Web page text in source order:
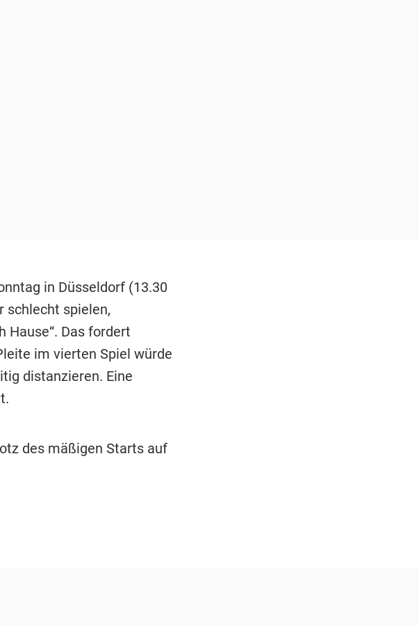
in Düsseldorf (13.30
schlecht spielen,
Hause“. Das fordert
im vierten Spiel würde
distanzieren. Eine
des mäßigen Starts auf